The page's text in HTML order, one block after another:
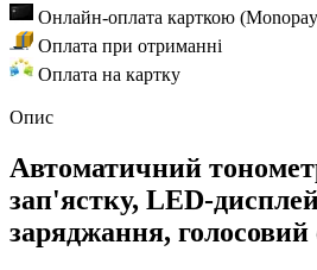
Онлайн-оплата карткою
Оплата при отриманні
Оплата на картку
Опис
Автоматичний
зап'ястку, LED-
заряджання, голосовий